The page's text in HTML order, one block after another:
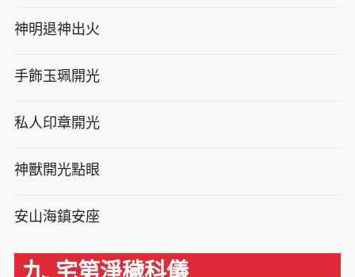
神明退神出火
手飾玉珮開光
私人印章開光
神獸開光點眼
安山海鎮安座